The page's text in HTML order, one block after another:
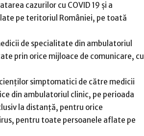
cazurilor cu COVID 19 și a
pe teritoriul României, pe toată
de specialitate din ambulatoriul
prin orice mijloace de comunicare, cu
simptomatici de către medicii
din ambulatoriul clinic, pe perioada
la distanță, pentru orice
pentru toate persoanele aflate pe